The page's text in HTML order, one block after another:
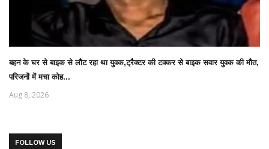
बहन के घर से बाइक से लौट रहा था युवक,ट्रैक्टर की टक्कर से बाइक सवार युवक की मौत,
परिजनों में मचा कोह...
Aug 8, 2026
FOLLOW US